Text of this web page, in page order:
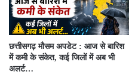
छत्तीसगढ़ मौसम अपडेट : आज से बारिश
में कमी के संकेत, कई जिलों में अब भी
अलर्ट…